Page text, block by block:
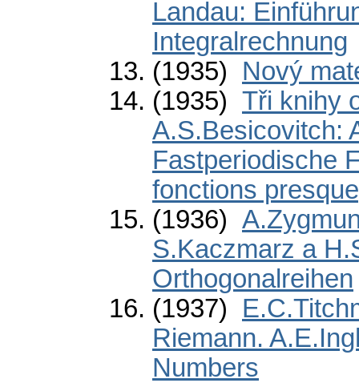
Landau:
Integralrechnung
(1935) Nový
(1935) Tři knihy
A.S.Besicovitch:
Fastperiodische
fonctions
(1936)
S.Kaczmarz a
Orthogonalreihen
(1937)
Riemann.
Numbers